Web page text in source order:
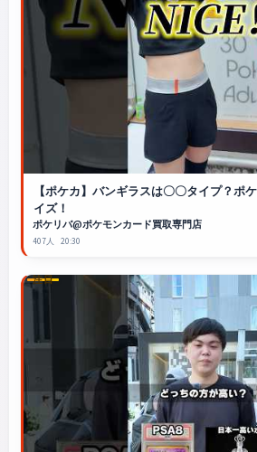
【ポケカ】バンギラスは〇〇タイプ？ポ
イズ！
ポケリバ@ポケモンカード買取専門店
407人 20:30
注目